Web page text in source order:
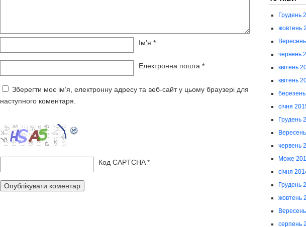
Ім'я *
Електронна пошта *
Зберегти моє ім’я, електронну адресу та веб-сайт у цьому браузері для
наступного коментаря.
Код CAPTCHA*
Грудень
жовтень
червень
квітень
квітень
січня
Грудень
червень
Може
січня
Грудень
жовтень
серпень